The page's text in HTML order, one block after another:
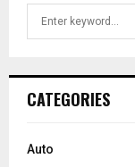
h
o
CATEGORIES
Auto